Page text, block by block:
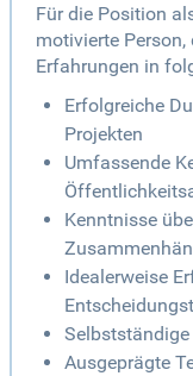
Für die Position
motivierte
Erfahrungen in
Erfolgreiche
Projekten
Umfassende
Kenntnisse
Idealerweise
Ausgeprägte